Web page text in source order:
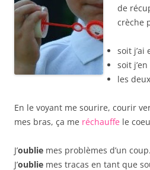
de
crèche
soit j’ai
soit
les
En le voyant me sourire, courir
mes bras, ça me réchauffe le
J’oublie mes problèmes d’un coup.
J’oublie mes tracas en tant que